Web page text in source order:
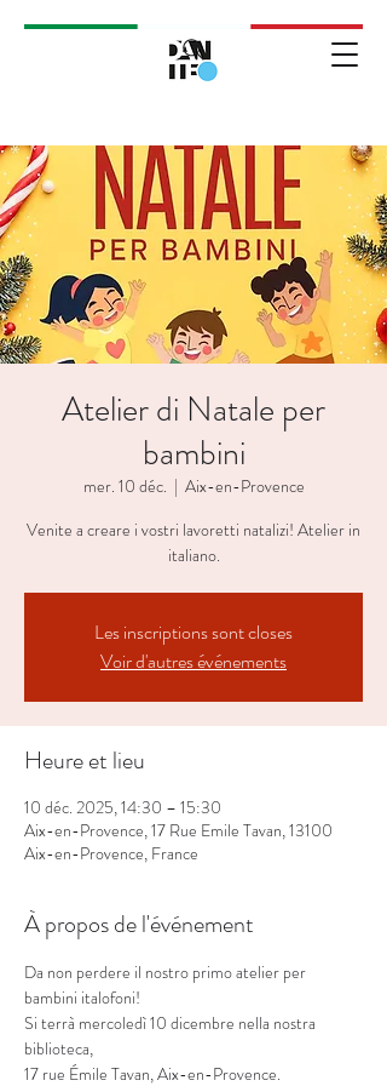
Atelier di Natale per
bambini
mer. 10 déc.
  |
Aix-en-Provence
Venite a creare i vostri lavoretti natalizi! Atelier in
italiano.
Les inscriptions sont closes
Voir d'autres événements
Heure et lieu
10 déc. 2025, 14:30 – 15:30
Aix-en-Provence, 17 Rue Emile Tavan, 13100
Aix-en-Provence, France
À propos de l'événement
Da non perdere il nostro primo atelier per
bambini italofoni!
Si terrà mercoledì 10 dicembre nella nostra
biblioteca,
17 rue Émile Tavan, Aix-en-Provence.